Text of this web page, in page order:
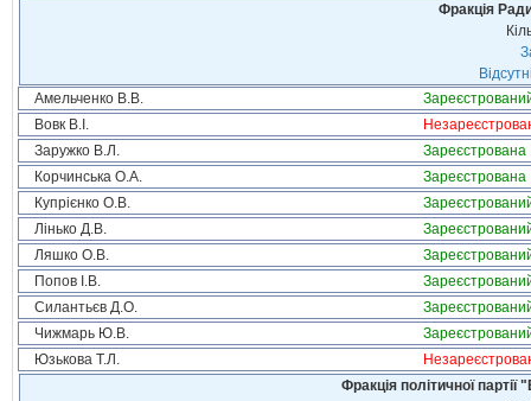
Фракція
Амельченко В.В.
Вовк В.І.
Заружко В.Л.
Зареєстрована
Корчинська О.А.
Зареєстрована
Купрієнко О.В.
Лінько Д.В.
Ляшко О.В.
Попов І.В.
Силантьєв Д.О.
Чижмарь Ю.В.
Юзькова Т.Л.
Фракція політичної